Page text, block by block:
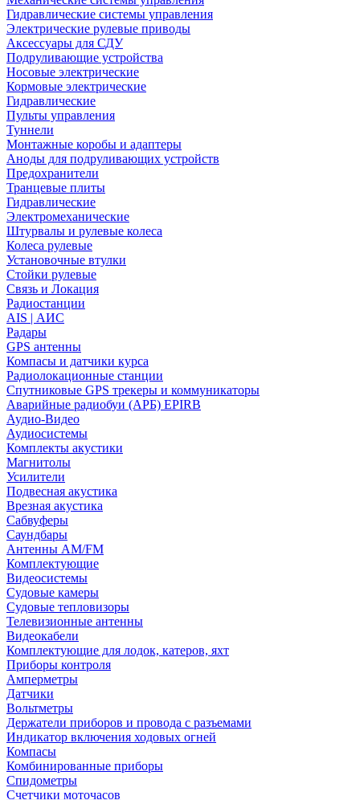
Гидравлические системы управления
Электрические рулевые приводы
Аксессуары для СДУ
Подруливающие устройства
Носовые электрические
Кормовые электрические
Гидравлические
Пульты управления
Туннели
Монтажные коробы и адаптеры
Аноды для подруливающих устройств
Предохранители
Транцевые плиты
Гидравлические
Электромеханические
Штурвалы и рулевые колеса
Колеса рулевые
Установочные втулки
Стойки рулевые
Связь и Локация
Радиостанции
AIS | АИС
Радары
GPS антенны
Компасы и датчики курса
Радиолокационные станции
Спутниковые GPS трекеры и коммуникаторы
Аварийные радиобуи (АРБ) EPIRB
Аудио-Видео
Аудиосистемы
Комплекты акустики
Магнитолы
Усилители
Подвесная акустика
Врезная акустика
Сабвуферы
Саундбары
Антенны AM/FM
Комплектующие
Видеосистемы
Судовые камеры
Cудовые тепловизоры
Телевизионные антенны
Видеокабели
Комплектующие для лодок, катеров, яхт
Приборы контроля
Амперметры
Датчики
Вольтметры
Держатели приборов и провода с разъемами
Индикатор включения ходовых огней
Компасы
Комбинированные приборы
Спидометры
Счетчики моточасов